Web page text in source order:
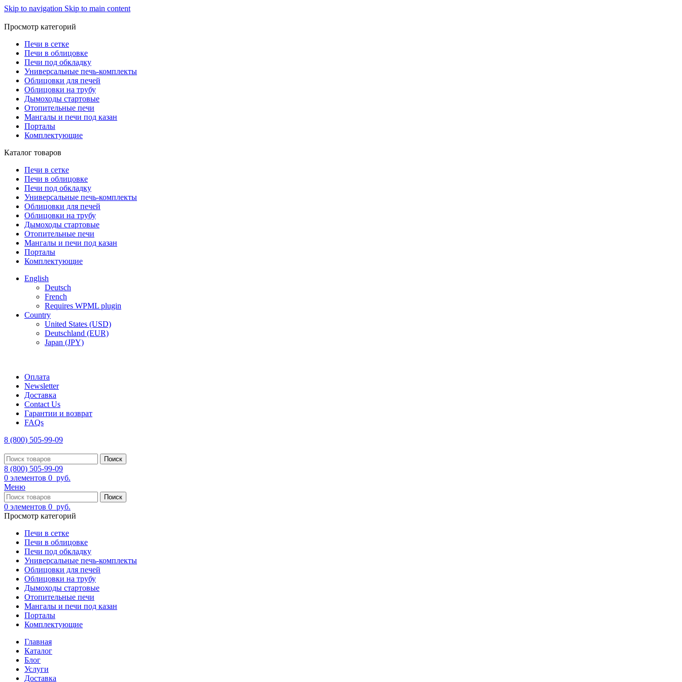
Skip to navigation Skip to main content
Просмотр категорий
Печи в сетке
Печи в облицовке
Печи под обкладку
Универсальные печь-комплекты
Облицовки для печей
Облицовки на трубу
Дымоходы стартовые
Отопительные печи
Мангалы и печи под казан
Порталы
Комплектующие
Каталог товаров
Печи в сетке
Печи в облицовке
Печи под обкладку
Универсальные печь-комплекты
Облицовки для печей
Облицовки на трубу
Дымоходы стартовые
Отопительные печи
Мангалы и печи под казан
Порталы
Комплектующие
English
Deutsch
French
Requires WPML plugin
Country
United States (USD)
Deutschland (EUR)
Japan (JPY)
Оплата
Newsletter
Доставка
Contact Us
Гарантии и возврат
FAQs
8 (800) 505-99-09
Поиск
8 (800) 505-99-09
0 элементов 0 руб.
Меню
Поиск
0 элементов 0 руб.
Просмотр категорий
Печи в сетке
Печи в облицовке
Печи под обкладку
Универсальные печь-комплекты
Облицовки для печей
Облицовки на трубу
Дымоходы стартовые
Отопительные печи
Мангалы и печи под казан
Порталы
Комплектующие
Главная
Каталог
Блог
Услуги
Доставка